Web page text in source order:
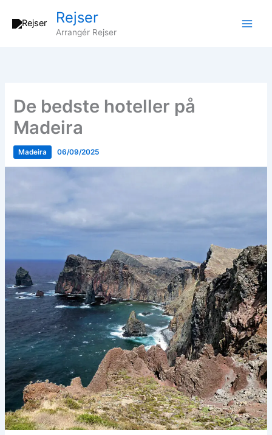
Rejser
Arrangér Rejser
De bedste hoteller på
Madeira
Madeira 06/09/2025